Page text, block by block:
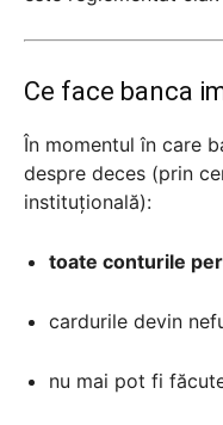
Ce face banca
În momentul în care
despre deces (prin
instituțională):
toate conturile
cardurile devin
nu mai pot fi